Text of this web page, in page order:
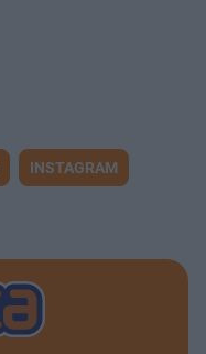
INSTAGRAM